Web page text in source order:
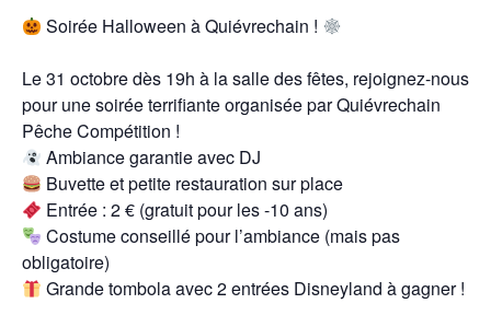
Soirée Halloween à Quiévrechain !
Le 31 octobre dès 19h à la salle des fêtes, rejoignez-nous
pour une soirée terrifiante organisée par Quiévrechain
Pêche Compétition !
Ambiance garantie avec DJ
Buvette et petite restauration sur place
Entrée : 2 € (gratuit pour les -10 ans)
Costume conseillé pour l’ambiance (mais pas
obligatoire)
Grande tombola avec 2 entrées Disneyland à gagner !